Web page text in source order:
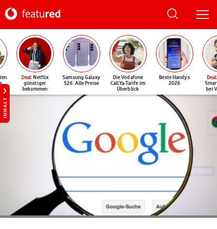
Deal: Netflix
günstiger
bekommen
Samsung Galaxy
S26: Alle Preise
Die Vodafone
CallYa-Tarife im
Überblick
Beste Handys
2026
Deal
bei
INHALT